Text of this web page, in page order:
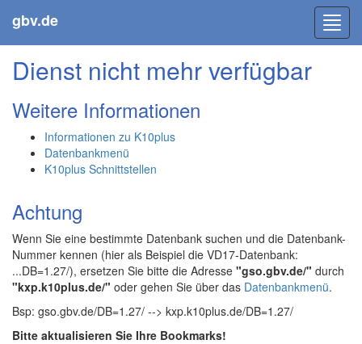
gbv.de
Dienst nicht mehr verfügbar
Weitere Informationen
Informationen zu K10plus
Datenbankmenü
K10plus Schnittstellen
Achtung
Wenn Sie eine bestimmte Datenbank suchen und die Datenbank-
Nummer kennen (hier als Beispiel die VD17-Datenbank:
...DB=1.27/), ersetzen Sie bitte die Adresse "gso.gbv.de/" durch
"kxp.k10plus.de/" oder gehen Sie über das Datenbankmenü.
Bsp: gso.gbv.de/DB=1.27/ --> kxp.k10plus.de/DB=1.27/
Bitte aktualisieren Sie Ihre Bookmarks!